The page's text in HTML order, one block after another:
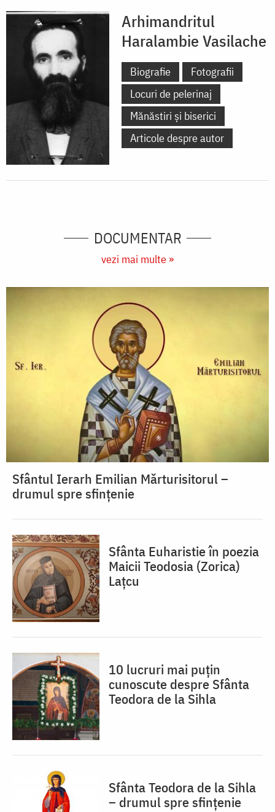
Arhimandritul
Haralambie Vasilache
Biografie
Fotografii
Locuri de pelerinaj
Mănăstiri și biserici
Articole despre autor
DOCUMENTAR
vezi mai multe »
Sfântul Ierarh Emilian Mărturisitorul –
drumul spre sfințenie
Sfânta Euharistie în poezia
Maicii Teodosia (Zorica)
Lațcu
10 lucruri mai puțin
cunoscute despre Sfânta
Teodora de la Sihla
Sfânta Teodora de la Sihla
– drumul spre sfințenie